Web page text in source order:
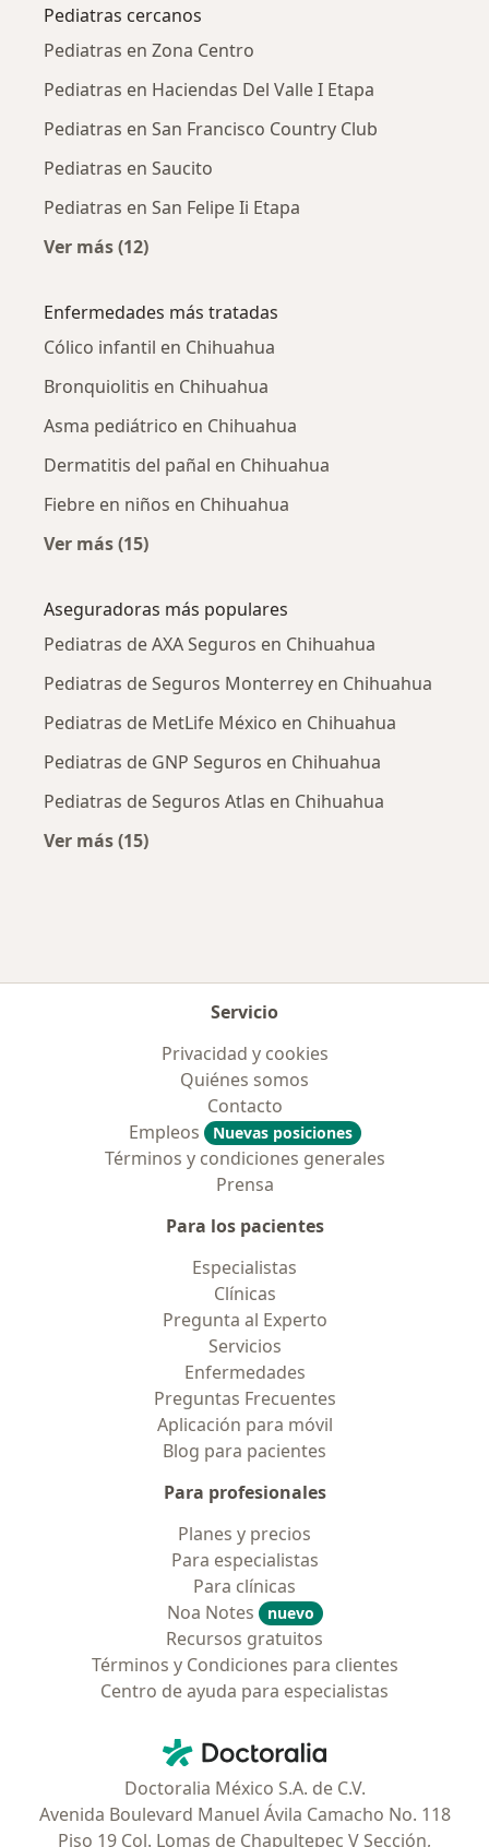
Pediatras cercanos
Pediatras en Zona Centro
Pediatras en Haciendas Del Valle I Etapa
Pediatras en San Francisco Country Club
Pediatras en Saucito
Pediatras en San Felipe Ii Etapa
Ver más (12)
Enfermedades más tratadas
Cólico infantil en Chihuahua
Bronquiolitis en Chihuahua
Asma pediátrico en Chihuahua
Dermatitis del pañal en Chihuahua
Fiebre en niños en Chihuahua
Ver más (15)
Aseguradoras más populares
Pediatras de AXA Seguros en Chihuahua
Pediatras de Seguros Monterrey en Chihuahua
Pediatras de MetLife México en Chihuahua
Pediatras de GNP Seguros en Chihuahua
Pediatras de Seguros Atlas en Chihuahua
Ver más (15)
Servicio
Privacidad y cookies
Quiénes somos
Contacto
Empleos
Nuevas posiciones
Términos y condiciones generales
Prensa
Para los pacientes
Especialistas
Clínicas
Pregunta al Experto
Servicios
Enfermedades
Preguntas Frecuentes
Aplicación para móvil
Blog para pacientes
Para profesionales
Planes y precios
Para especialistas
Para clínicas
Noa Notes
nuevo
Recursos gratuitos
Términos y Condiciones para clientes
Centro de ayuda para especialistas
Doctoralia - Página de inicio
Doctoralia México S.A. de C.V.
Avenida Boulevard Manuel Ávila Camacho No. 118
Piso 19 Col. Lomas de Chapultepec V Sección,